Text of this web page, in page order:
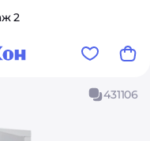
2
431106